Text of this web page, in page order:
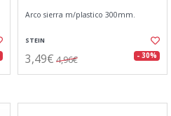
Arco sierra m/plastico 300mm.
STEIN
3,49€ 4,96€ - 30%